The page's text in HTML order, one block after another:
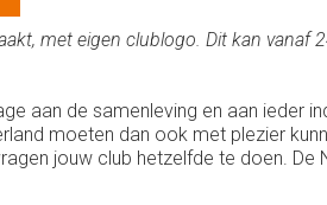
met eigen clublogo. Dit kan vanaf
aan de samenleving en aan ieder
moeten dan ook met plezier
jouw club hetzelfde te doen.